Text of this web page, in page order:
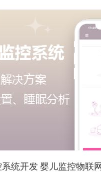
统开发 智能水瓶物联
奏的生活中，人们常常因为忙
致身体处于缺水状态，影响健
踪饮...
统开发 婴儿监控物联